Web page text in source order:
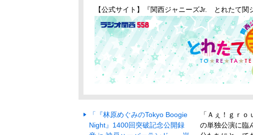
【公式サイト】『関西ジャニーズJr. とれたて関
「『林原めぐみのTokyo Boogie
Night』1400回突破記念公開録
「Ａぇ！ｇｒ
の単独公演に